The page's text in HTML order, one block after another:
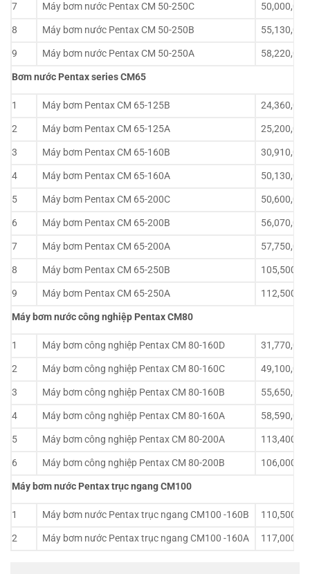
7
Máy bơm nước Pentax CM 50-250C
50,000,000
8
Máy bơm nước Pentax CM 50-250B
55,130,000
9
Máy bơm nước Pentax CM 50-250A
58,220,000
Bơm nước Pentax series CM65
1 Máy bơm Pentax CM 65-125B
24,360,000
2
Máy bơm Pentax CM 65-125A
25,200,000
3
Máy bơm Pentax CM 65-160B
30,910,000
4
Máy bơm Pentax CM 65-160A
50,130,000
5
Máy bơm Pentax CM 65-200C
50,600,000
6
Máy bơm Pentax CM 65-200B
56,070,000
7
Máy bơm Pentax CM 65-200A
57,750,000
8
Máy bơm Pentax CM 65-250B
9
Máy bơm Pentax CM 65-250A
Máy bơm nước công nghiệp Pentax CM80
1 Máy bơm công nghiệp Pentax CM 80-160D
31,770,000
2
Máy bơm công nghiệp Pentax CM 80-160C
49,100,000
3
Máy bơm công nghiệp Pentax CM 80-160B
55,650,000
4
Máy bơm công nghiệp Pentax CM 80-160A
58,590,000
5
Máy bơm công nghiệp Pentax CM 80-200A
6
Máy bơm công nghiệp Pentax CM 80-200B
Máy bơm nước Pentax trục ngang CM100
1 Máy bơm nước Pentax trục ngang CM100 -160B
2
Máy bơm nước Pentax trục ngang CM100 -160A